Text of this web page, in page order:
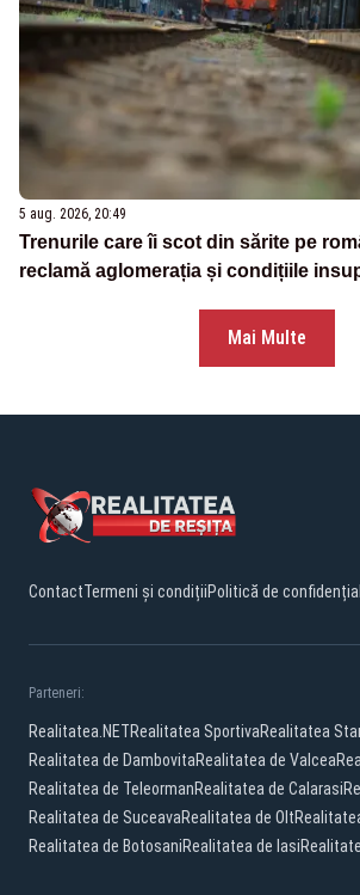
5 aug. 2026, 20:49
Trenurile care îi scot din sărite pe
reclamă aglomerația și condițiile
Mai Multe
ContactTermeni și condițiiPolitică de
Parteneri:
Realitatea.NETRealitatea SportivaRealitatea
Realitatea de DambovitaRealitatea de Valcea
Realitatea de TeleormanRealitatea de Calarasi
Realitatea de SuceavaRealitatea de Olt
Realitatea de BotosaniRealitatea de Iasi